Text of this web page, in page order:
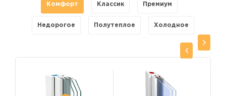
Комфорт Классик Премиум
Недорогое Полутеплое Холодное